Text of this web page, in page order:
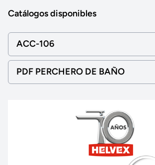
Catálogos disponibles
ACC-106
PDF PERCHERO DE BAÑO